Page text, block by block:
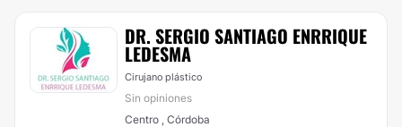
DR. SERGIO SANTIAGO ENRRIQUE
LEDESMA
Cirujano plástico
Sin opiniones
Centro , Córdoba